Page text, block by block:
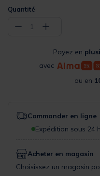
Quantité
− 1 +
Payez en
avec
ou en
Commander en ligne
Expédition sous 24 h
Acheter en magasin
Choisissez un magasin